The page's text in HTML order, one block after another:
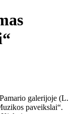
galerijoje (L.
paveikslai“.